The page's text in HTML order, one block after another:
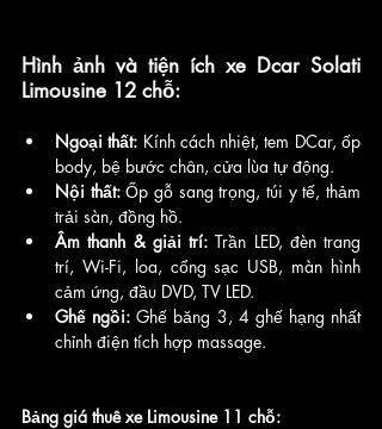
Hình ảnh và tiện ích xe Dcar Solati
Limousine 12 chỗ:
Ngoại thất: Kính cách nhiệt, tem DCar, ốp
body, bệ bước chân, cửa lùa tự động.
Nội thất: Ốp gỗ sang trọng, túi y tế, thảm
trải sàn, đồng hồ.
Âm thanh & giải trí: Trần LED, đèn trang
trí, Wi-Fi, loa, cổng sạc USB, màn hình
cảm ứng, đầu DVD, TV LED.
Ghế ngồi: Ghế băng 3, 4 ghế hạng nhất
chỉnh điện tích hợp massage.
Bảng giá thuê xe Limousine 11 chỗ: